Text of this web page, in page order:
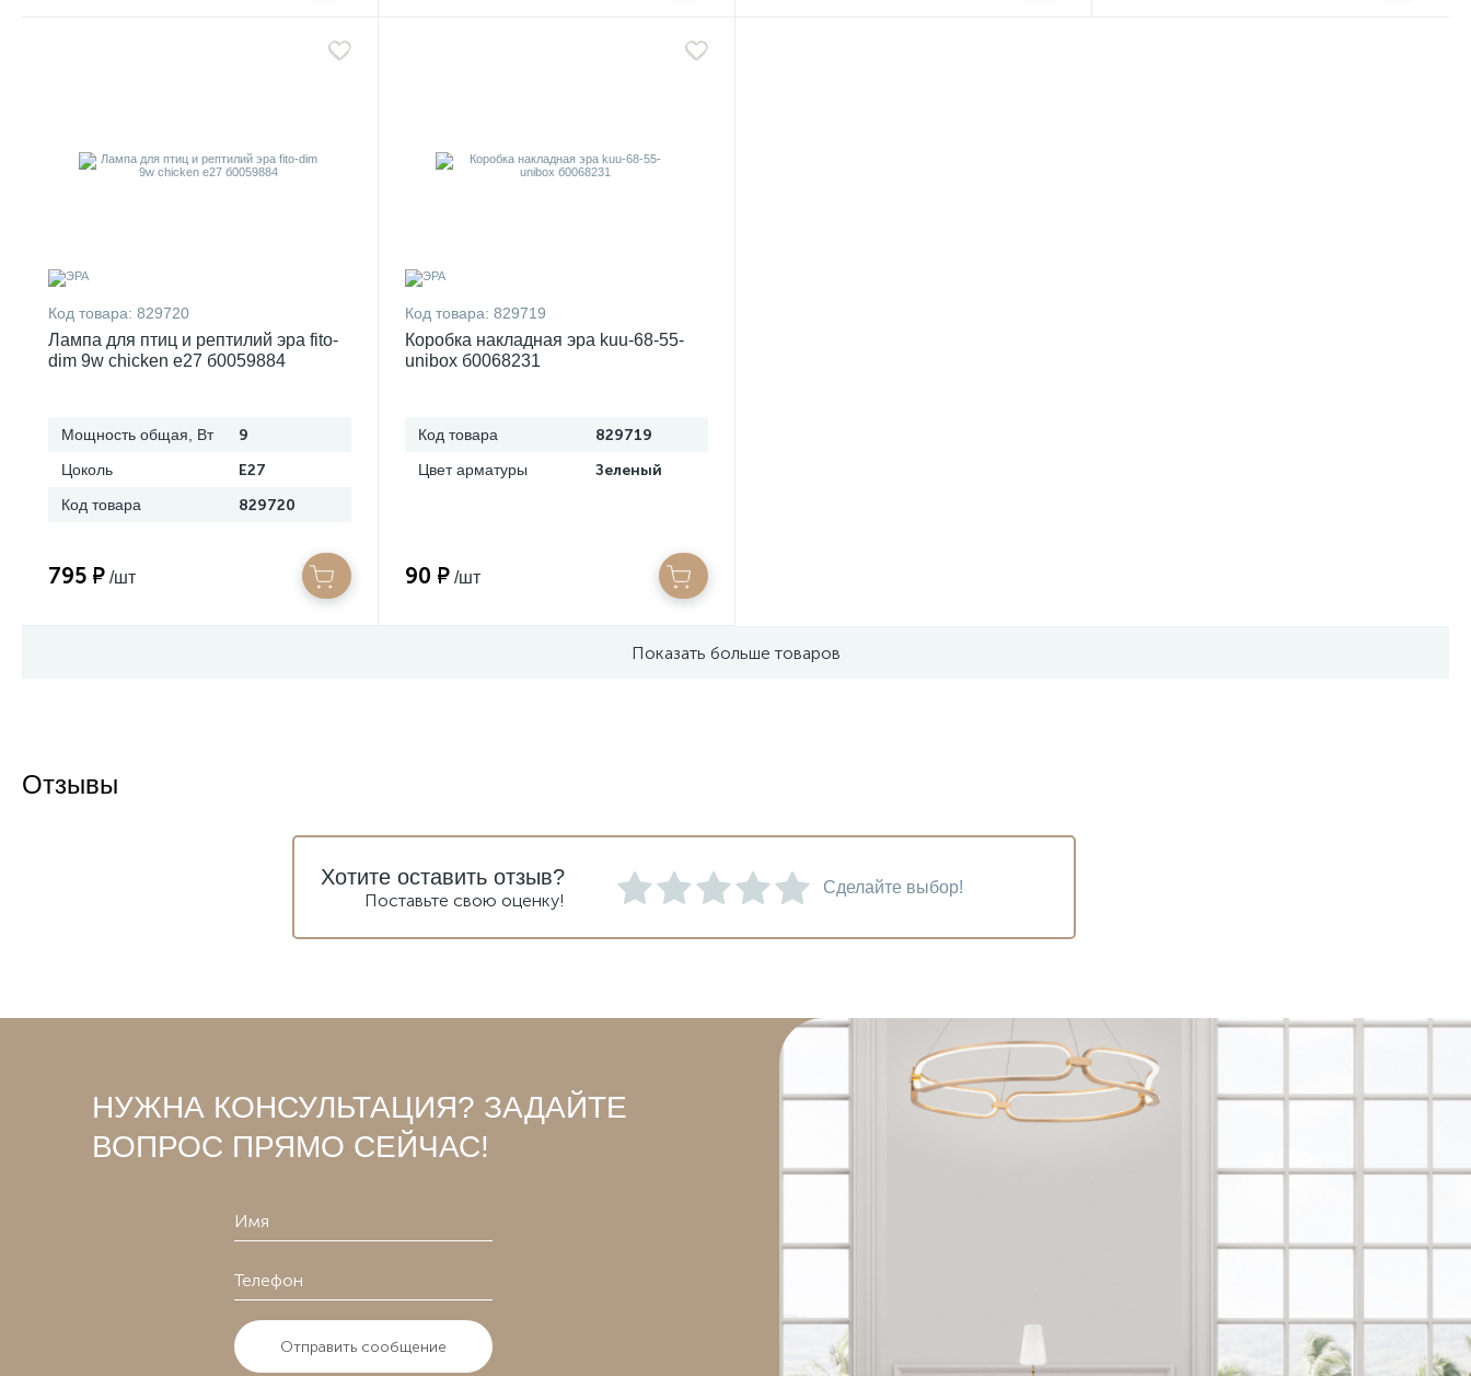
Код товара: 829720
Лампа для птиц и рептилий эра fito-
dim 9w chicken e27 б0059884
Мощность общая, Вт 9
Цоколь E27
Код товара 829720
795 ₽ /шт
Код товара: 829719
Коробка накладная эра kuu-68-55-
unibox б0068231
Код товара 829719
Цвет арматуры Зеленый
90 ₽ /шт
Показать больше товаров
Отзывы
Хотите оставить отзыв?
Поставьте свою оценку!
Сделайте выбор!
НУЖНА КОНСУЛЬТАЦИЯ? ЗАДАЙТЕ
ВОПРОС ПРЯМО СЕЙЧАС!
Отправить сообщение